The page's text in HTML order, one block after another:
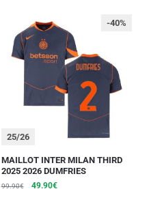
25/26
-40%
MAILLOT INTER MILAN THIRD
2025 2026 DUMFRIES
99.90€ 49.90€